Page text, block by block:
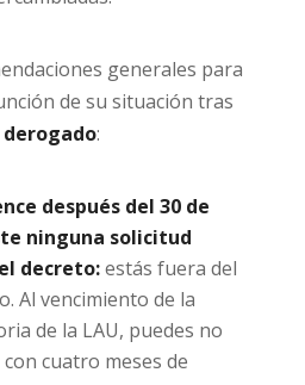
generales para
de su situación tras
:
después del 30 de
ninguna solicitud
decreto:estás fuera del
Al vencimiento de la
de la LAU, puedes no
cuatro meses de